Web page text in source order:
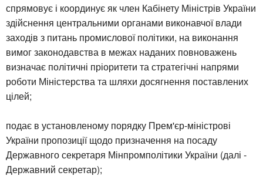
спрямовує і координує як член Кабінету Міністрів України
здійснення центральними органами виконавчої влади
заходів з питань промислової політики, на виконання
вимог законодавства в межах наданих повноважень
визначає політичні пріоритети та стратегічні напрями
роботи Міністерства та шляхи досягнення поставлених
цілей;
подає в установленому порядку Прем'єр-міністрові
України пропозиції щодо призначення на посаду
Державного секретаря Мінпромполітики України (далі -
Державний секретар);